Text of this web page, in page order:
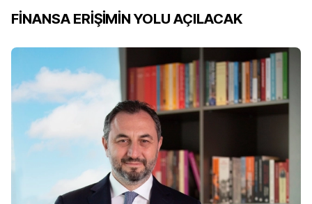
FİNANSA ERİŞİMİN YOLU AÇILACAK